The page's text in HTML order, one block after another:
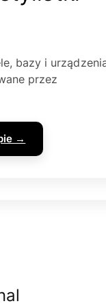
bazy i
przez
→